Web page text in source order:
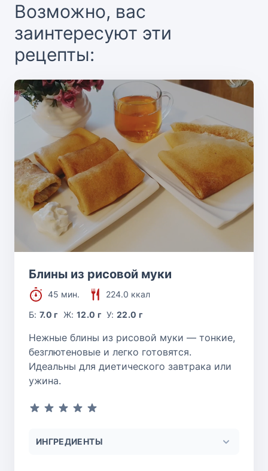
Возможно, вас
заинтересуют эти
рецепты:
Блины из рисовой муки
45 мин.
224.0 ккал
Б:7.0 г Ж: 12.0 г У:22.0 г
Нежные блины из рисовой муки — тонкие,
безглютеновые и легко готовятся.
Идеальны для диетического завтрака или
ужина.
ИНГРЕДИЕНТЫ